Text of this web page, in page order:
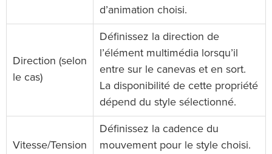
d’animation choisi.
Direction (selon
le cas)
Définissez la direction de
l’élément multimédia lorsqu’il
entre sur le canevas et en sort.
La disponibilité de cette propriété
dépend du style sélectionné.
Vitesse/Tension
Définissez la cadence du
mouvement pour le style choisi.